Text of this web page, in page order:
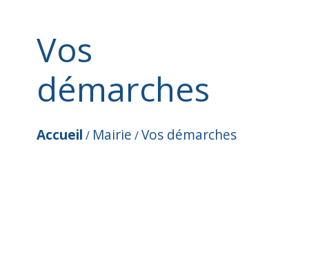
Vos
démarches
Accueil / Mairie /Vos démarches